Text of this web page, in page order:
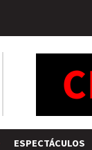
ESPECTÁCULOS